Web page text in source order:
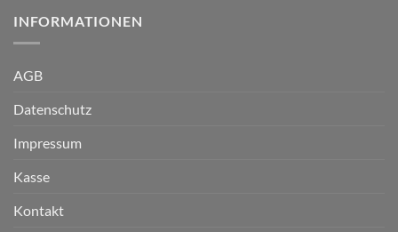
INFORMATIONEN
AGB
Datenschutz
Impressum
Kasse
Kontakt